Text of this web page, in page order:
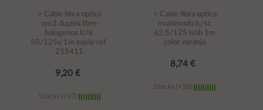
÷ Cable fibra optica
om3 duplex libre
halogenos lc/lc
50/125u 1m equip ref.
255411
9,20 €
Stocks (+10)
÷ Cable fibra optica
multimodo lc/sc
62,5/125 lsoh 1m
color naranja
8,74 €
Stocks (+10)